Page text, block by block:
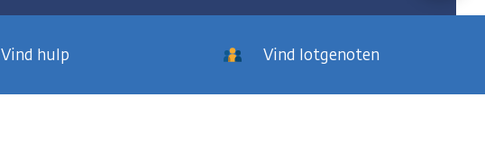
Vind hulp Vind lotgenoten